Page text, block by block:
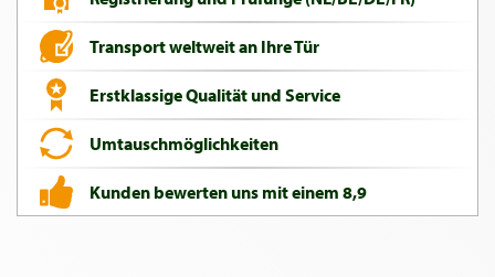
Transport weltweit an Ihre Tür
Erstklassige Qualität und Service
Umtauschmöglichkeiten
Kunden bewerten uns mit einem 8,9